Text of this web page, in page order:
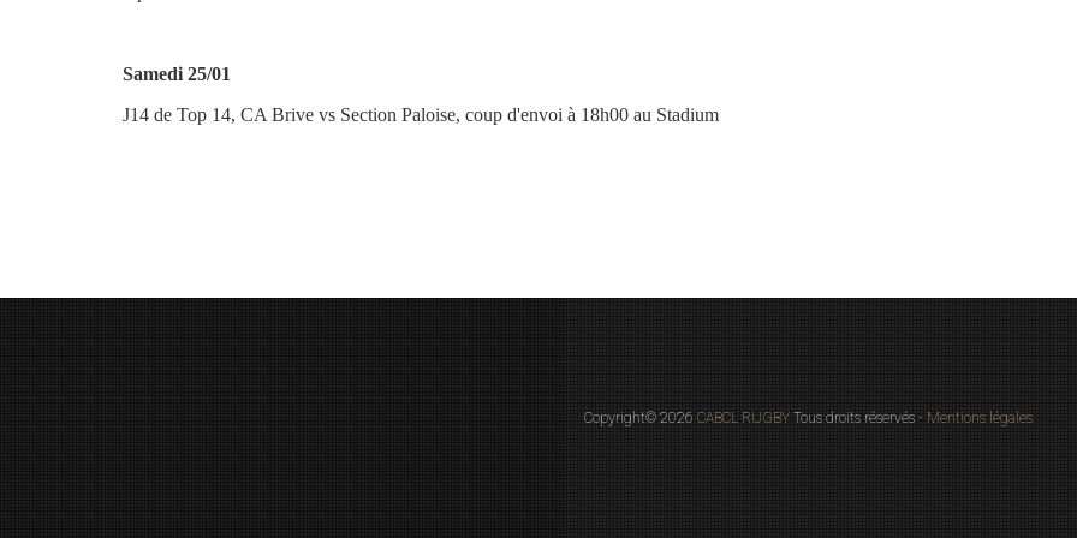
Samedi 25/01
J14 de Top 14, CA Brive vs Section Paloise, coup d'envoi à 18h00 au Stadium
Copyright© 2026 CABCL RUGBYTous droits réservés - Mentions légales